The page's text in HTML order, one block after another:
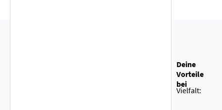
Deine
Vorteile
bei
Vielfalt: